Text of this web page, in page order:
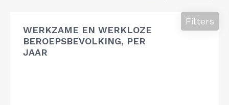
WERKZAME EN WERKLOZE
BEROEPSBEVOLKING, PER
JAAR
Filters